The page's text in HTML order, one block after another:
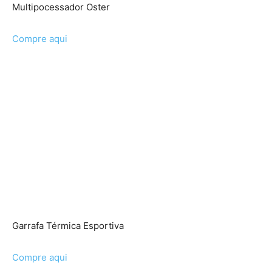
Multipocessador Oster
Compre aqui
Garrafa Térmica Esportiva
Compre aqui